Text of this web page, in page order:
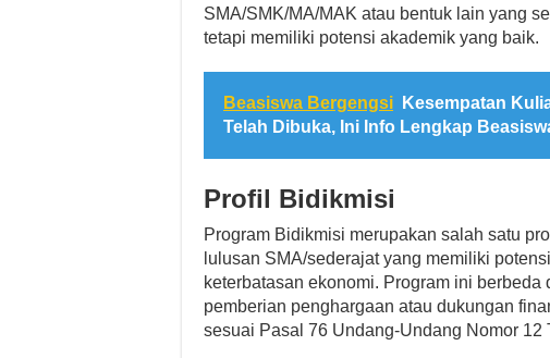
SMA/SMK/MA/MAK atau bentuk lain yang
tetapi memiliki potensi akademik yang baik.
Beasiswa Bergengsi
Kesempatan
Telah Dibuka, Ini Info Lengkap
Profil Bidikmisi
Program Bidikmisi merupakan salah satu
lulusan SMA/sederajat yang memiliki
keterbatasan ekonomi. Program ini
pemberian penghargaan atau dukungan
sesuai Pasal 76 Undang-Undang Nomor